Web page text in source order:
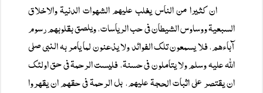
ان کثیرا من الناس یغلب علیھم الشھوات الدنیۃ والاخلاق
السبعیۃ ووساوس الشیطان فی حب الریاسات، ویلصق بقلوبھم رسوم
آباءھم، فلا یسمعون تلک الفوائد ولا یذعنون لما یامر بہ النبی صلی
اللہ علیہ وسلم ولا یتاملون فی حسنۃ، فلیست الرحمۃ فی حق اولئک
ان یقتصر علی اثبات الحجۃ علیھم، بل الرحمۃ فی حقھم ان یقھروا